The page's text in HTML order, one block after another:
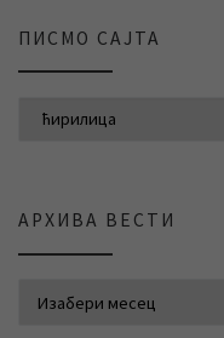
ПИСМО САЈТА
АРХИВА ВЕСТИ